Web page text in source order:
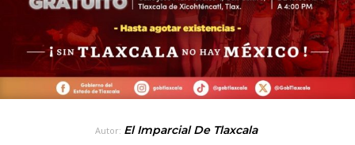
Autor: El Imparcial De Tlaxcala